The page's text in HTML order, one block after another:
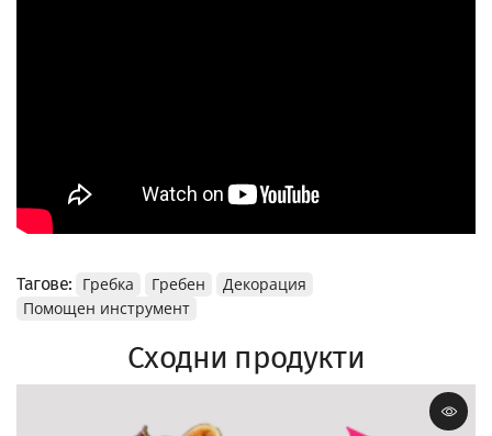
Тагове: Гребка Гребен
Декорация
Помощен инструмент
Сходни продукти